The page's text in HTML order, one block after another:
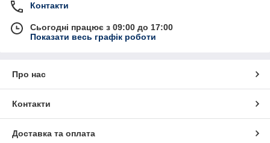
Контакти
Сьогодні працює з 09:00 до 17:00
Показати весь графік роботи
Про нас
Контакти
Доставка та оплата